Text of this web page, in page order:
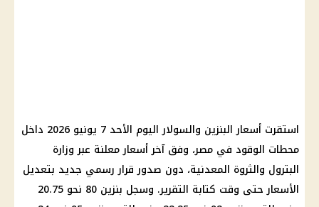
استقرت أسعار البنزين والسولار اليوم الأحد 7 يونيو 2026 داخل
محطات الوقود في مصر، وفق آخر أسعار معلنة عبر وزارة
البترول والثروة المعدنية، دون صدور قرار رسمي جديد بتعديل
الأسعار حتى وقت كتابة التقرير. وسجل بنزين 80 نحو 20.75